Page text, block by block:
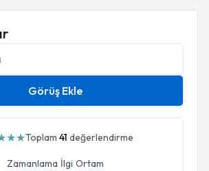
Görüş Ekle
★★Toplam 41 değerlendirme
Zamanlama İlgi Ortam